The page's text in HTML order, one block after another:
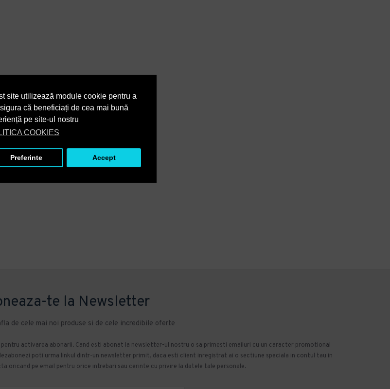
site utilizează module cookie pentru a
că beneficiați de cea mai bună
pe site-ul nostru
COOKIES
Preferinte Accept
te la Newsletter
de cele mai noi produse si de cele incredibile oferte
activarea abonarii. Cand esti abonat la newsletter-ul nostru o sa primesti emailuri cu un caracter promotional
poti urma linkul dintr-un newsletter primit, daca esti client inregistrat ai o sectiune speciala in contul tau in
oricand pe email pentru orice intrebari sau cerinte cu privire la datele tale personale.